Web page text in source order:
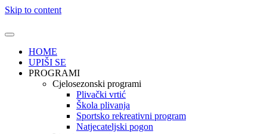
Skip to content
HOME
UPIŠI SE
PROGRAMI
Cjelosezonski programi
Plivački vrtić
Škola plivanja
Sportsko rekreativni program
Natjecateljski pogon